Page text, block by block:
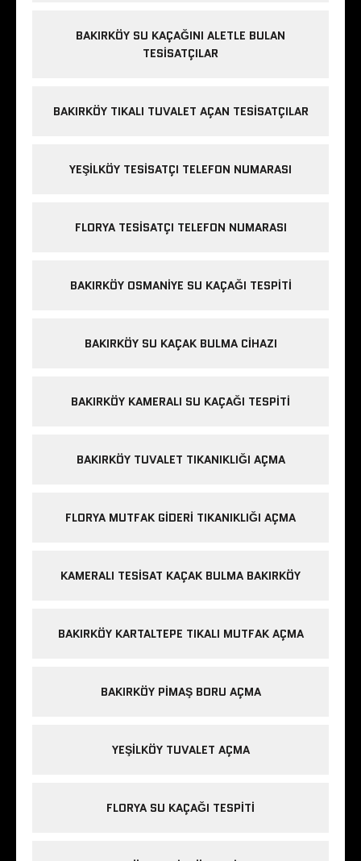
BAKIRKÖY SU KAÇAĞINI ALETLE BULAN
TESISATÇILAR
BAKIRKÖY TIKALI TUVALET AÇAN TESISATÇILAR
YEŞILKÖY TESISATÇI TELEFON NUMARASI
FLORYA TESISATÇI TELEFON NUMARASI
BAKIRKÖY OSMANIYE SU KAÇAĞI TESPITI
BAKIRKÖY SU KAÇAK BULMA CIHAZI
BAKIRKÖY KAMERALI SU KAÇAĞI TESPITI
BAKIRKÖY TUVALET TIKANIKLIĞI AÇMA
FLORYA MUTFAK GIDERI TIKANIKLIĞI AÇMA
KAMERALI TESISAT KAÇAK BULMA BAKIRKÖY
BAKIRKÖY KARTALTEPE TIKALI MUTFAK AÇMA
BAKIRKÖY PIMAŞ BORU AÇMA
YEŞILKÖY TUVALET AÇMA
FLORYA SU KAÇAĞI TESPITI